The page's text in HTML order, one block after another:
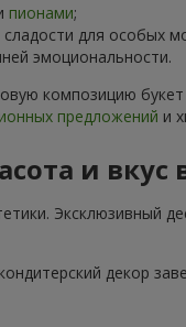
пионами;
для
эмоциональности.
композицию
предложений и
и вкус
Эксклюзивный
декор